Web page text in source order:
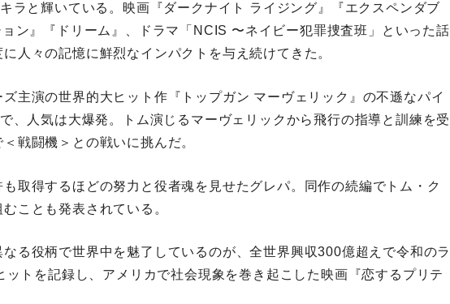
ラと輝いている。映画『ダークナイト ライジング』『エクスペンダブ
ン』『ドリーム』、ドラマ「NCIS 〜ネイビー犯罪捜査班」といった話
人々の記憶に鮮烈なインパクトを与え続けてきた。
主演の世界的大ヒット作『トップガン マーヴェリック』の不遜なパイ
で、人気は大爆発。トム演じるマーヴェリックから飛行の指導と訓練を受
戦闘機＞との戦いに挑んだ。
取得するほどの努力と役者魂を見せたグレパ。同作の続編でトム・ク
ことも発表されている。
る役柄で世界中を魅了しているのが、全世界興収300億超えで令和のラ
ットを記録し、アメリカで社会現象を巻き起こした映画『恋するプリテ